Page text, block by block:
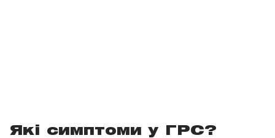
Які симптоми у ГРС?